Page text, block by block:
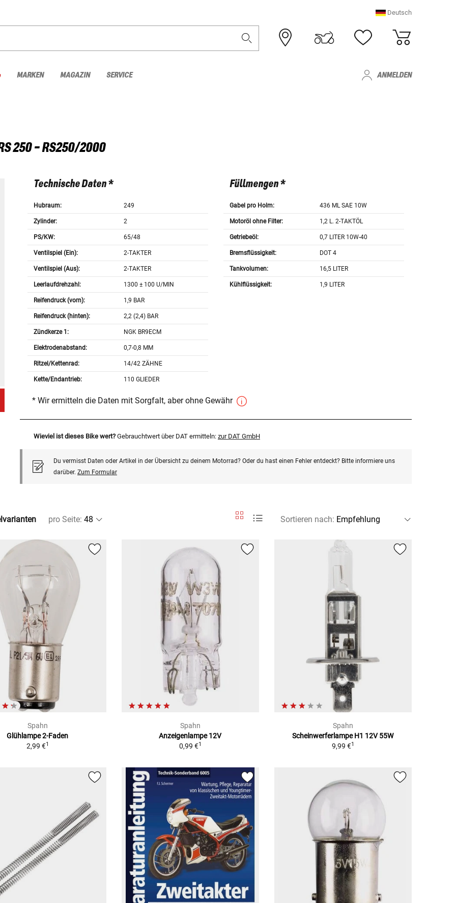
Deutsch
MARKEN MAGAZIN SERVICE ANMELDEN
250 - RS250/2000
Technische Daten *
Hubraum: 249
Zylinder: 2
PS/KW: 65/48
Ventilspiel (Ein): 2-TAKTER
Ventilspiel (Aus): 2-TAKTER
Leerlaufdrehzahl: 1300 ± 100 U/MIN
Reifendruck (vorn): 1,9 BAR
Reifendruck (hinten): 2,2 (2,4) BAR
Zündkerze 1: NGK BR9ECM
Elektrodenabstand: 0,7-0,8 MM
Ritzel/Kettenrad: 14/42 ZÄHNE
Kette/Endantrieb: 110 GLIEDER
Füllmengen *
Gabel pro Holm: 436 ML SAE 10W
Motoröl ohne Filter: 1,2 L. 2-TAKTÖL
Getriebeöl: 0,7 LITER 10W-40
Bremsflüssigkeit: DOT 4
Tankvolumen: 16,5 LITER
Kühlflüssigkeit: 1,9 LITER
* Wir ermitteln die Daten mit Sorgfalt, aber ohne Gewähr
Wieviel ist dieses Bike wert? Gebrauchtwert über DAT ermitteln: zur DAT GmbH
Du vermisst Daten oder Artikel in der Übersicht zu deinem Motorrad? Oder du hast einen Fehler entdeckt? Bitte informiere uns
darüber. Zum Formular
pro Seite: Sortieren nach:
Spahn
Glühlampe 2-Faden
2,99 €1
Spahn
Anzeigenlampe 12V
0,99 €1
Spahn
Scheinwerferlampe H1 12V 55W
9,99 €1